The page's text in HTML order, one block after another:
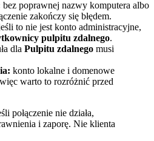
bez poprawnej nazwy komputera albo
zakończy się błędem.
to nie jest konto administracyjne,
pulpitu zdalnego.
dla Pulpitu zdalnego musi
konto lokalne i domenowe
warto to rozróżnić przed
połączenie nie działa,
i zaporę. Nie klienta